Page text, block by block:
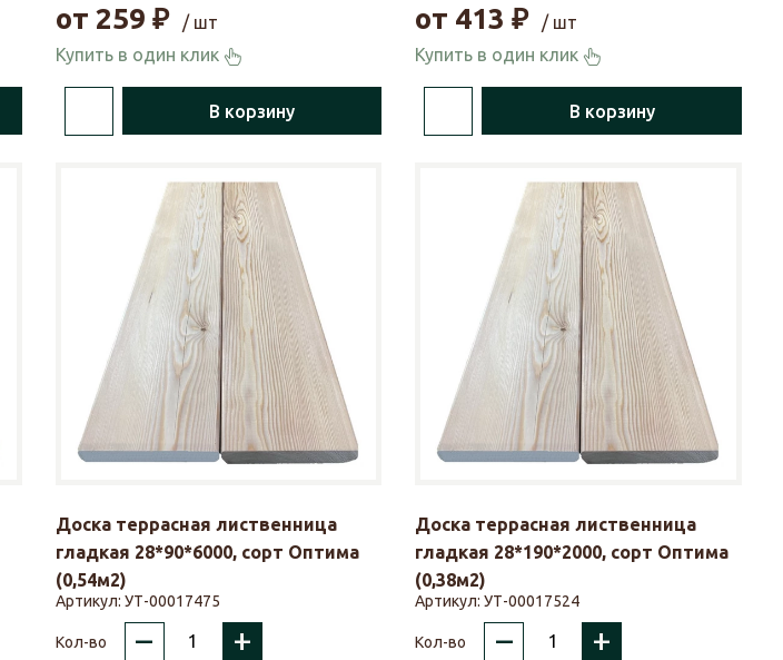
от 259 ₽
/ шт
Купить в один клик
В корзину
от 413 ₽
/ шт
Купить в один клик
В корзину
Доска террасная лиственница
гладкая 28*90*6000, сорт Оптима
(0,54м2)
Артикул: УТ-00017475
Кол-во – +
Доска террасная лиственница
гладкая 28*190*2000, сорт Оптима
(0,38м2)
Артикул:УТ-00017524
Кол-во – +